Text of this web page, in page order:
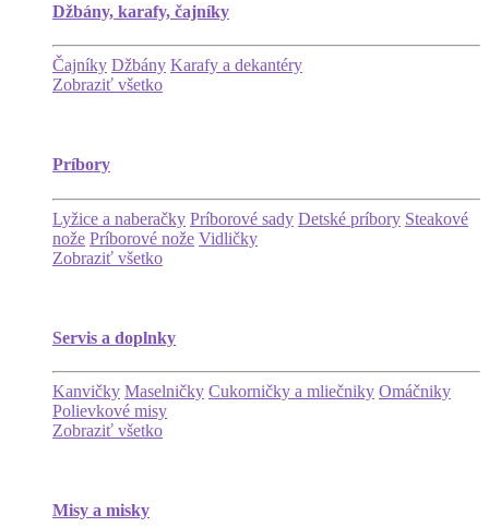
Džbány, karafy, čajníky
Čajníky Džbány Karafy a dekantéry
Zobraziť všetko
Príbory
Lyžice a naberačky Príborové sady Detské príbory Steakové
nože Príborové nože Vidličky
Zobraziť všetko
Servis a doplnky
Kanvičky Maselničky Cukorničky a mliečniky Omáčniky
Polievkové misy
Zobraziť všetko
Misy a misky